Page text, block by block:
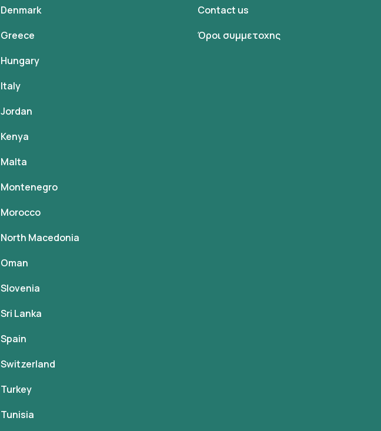
Denmark
Greece
Hungary
Italy
Jordan
Kenya
Malta
Montenegro
Morocco
North Macedonia
Oman
Slovenia
Sri Lanka
Spain
Switzerland
Turkey
Tunisia
Contact us
Όροι συμμετοχης